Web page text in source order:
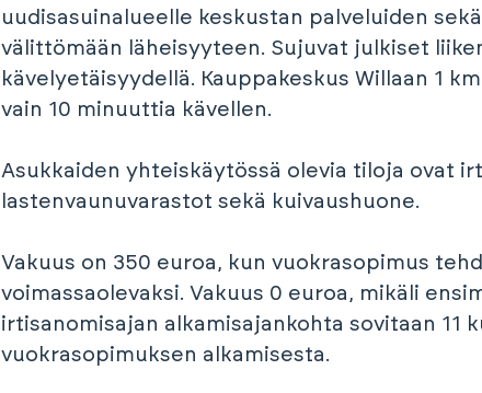
uudisasuinalueelle keskustan palveluiden
välittömään läheisyyteen. Sujuvat julkiset
kävelyetäisyydellä. Kauppakeskus Willaan 1
vain 10 minuuttia kävellen.
Asukkaiden yhteiskäytössä olevia tiloja ovat
lastenvaunuvarastot sekä kuivaushuone.
Vakuus on 350 euroa, kun vuokrasopimus
voimassaolevaksi. Vakuus 0 euroa, mikäli
irtisanomisajan alkamisajankohta sovitaan 11
vuokrasopimuksen alkamisesta.